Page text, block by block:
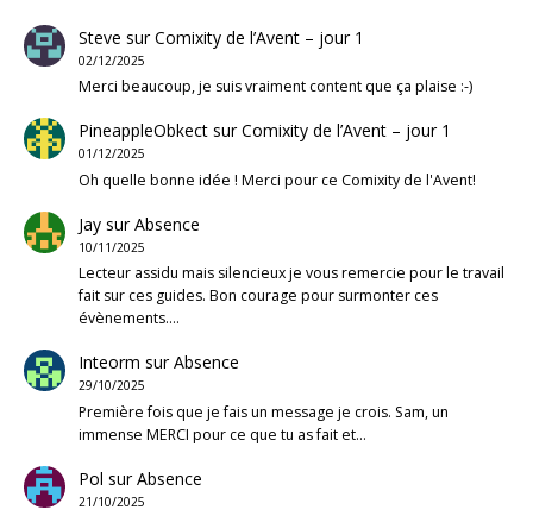
Steve surComixity de l’Avent – jour 1
02/12/2025
Merci beaucoup, je suis vraiment content que ça plaise :-)
PineappleObkectsurComixity de l’Avent – jour 1
01/12/2025
Oh quelle bonne idée ! Merci pour ce Comixity de l'Avent!
JaysurAbsence
10/11/2025
Lecteur assidu mais silencieux je vous remercie pour le travail
fait sur ces guides. Bon courage pour surmonter ces
évènements.…
Inteorm surAbsence
29/10/2025
Première fois que je fais un message je crois. Sam, un
immense MERCI pour ce que tu as fait et…
Pol surAbsence
21/10/2025